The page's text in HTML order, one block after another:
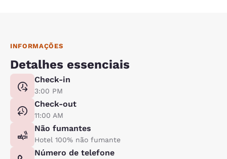
INFORMAÇÕES
Detalhes essenciais
Check-in
3:00 PM
Check-out
11:00 AM
Não fumantes
Hotel 100% não fumante
Número de telefone